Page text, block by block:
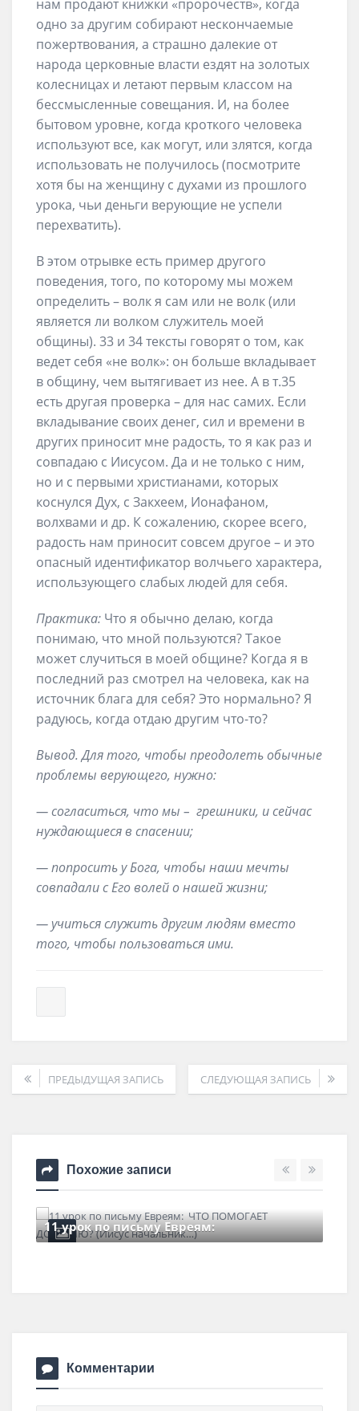
нам продают книжки «пророчеств», когда
одно за другим собирают нескончаемые
пожертвования, а страшно далекие от
народа церковные власти ездят на золотых
колесницах и летают первым классом на
бессмысленные совещания. И, на более
бытовом уровне, когда кроткого человека
используют все, как могут, или злятся, когда
использовать не получилось (посмотрите
хотя бы на женщину с духами из прошлого
урока, чьи деньги верующие не успели
перехватить).
В этом отрывке есть пример другого
поведения, того, по которому мы можем
определить – волк я сам или не волк (или
является ли волком служитель моей
общины). 33 и 34 тексты говорят о том, как
ведет себя «не волк»: он больше вкладывает
в общину, чем вытягивает из нее. А в т.35
есть другая проверка – для нас самих. Если
вкладывание своих денег, сил и времени в
других приносит мне радость, то я как раз и
совпадаю с Иисусом. Да и не только с ним,
но и с первыми христианами, которых
коснулся Дух, с Закхеем, Ионафаном,
волхвами и др. К сожалению, скорее всего,
радость нам приносит совсем другое – и это
опасный идентификатор волчьего характера,
использующего слабых людей для себя.
Практика: Что я обычно делаю, когда
понимаю, что мной пользуются? Такое
может случиться в моей общине? Когда я в
последний раз смотрел на человека, как на
источник блага для себя? Это нормально? Я
радуюсь, когда отдаю другим что-то?
Вывод. Для того, чтобы преодолеть обычные
проблемы верующего, нужно:
— согласиться, что мы – грешники, и сейчас
нуждающиеся в спасении;
— попросить у Бога, чтобы наши мечты
совпадали с Его волей о нашей жизни;
— учиться служить другим людям вместо
того, чтобы пользоваться ими.
ПРЕДЫДУЩАЯ ЗАПИСЬ СЛЕДУЮЩАЯ ЗАПИСЬ
Похожие записи
11 урок по письму Евреям:
Комментарии